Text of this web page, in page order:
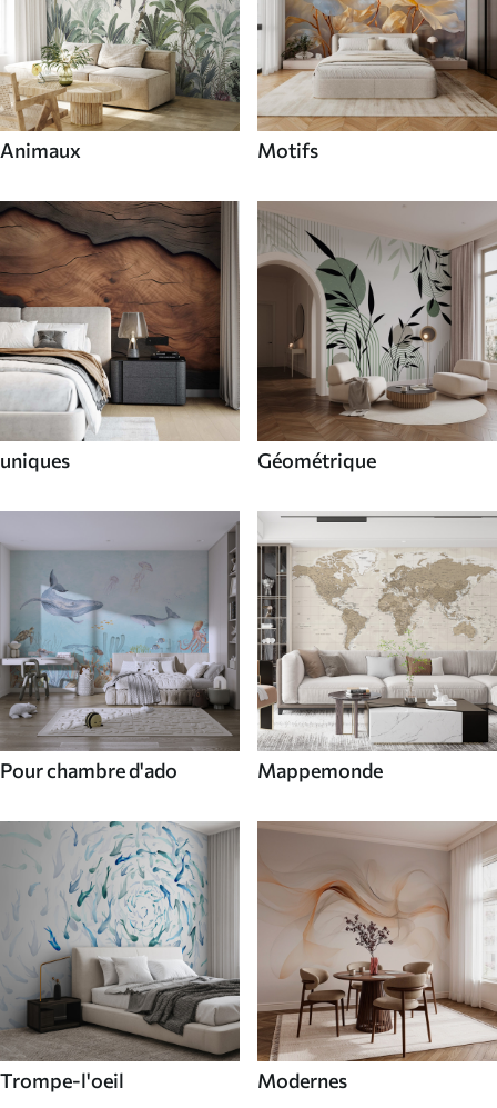
Animaux Motifs
uniques Géométrique
Pour chambre d'ado Mappemonde
Trompe-l'oeil Modernes